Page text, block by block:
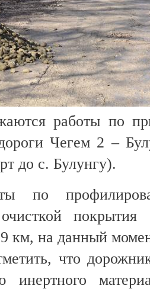
работы по
Чегем 2 –
до с. Булунгу).
по
км, на данный
что
инертного